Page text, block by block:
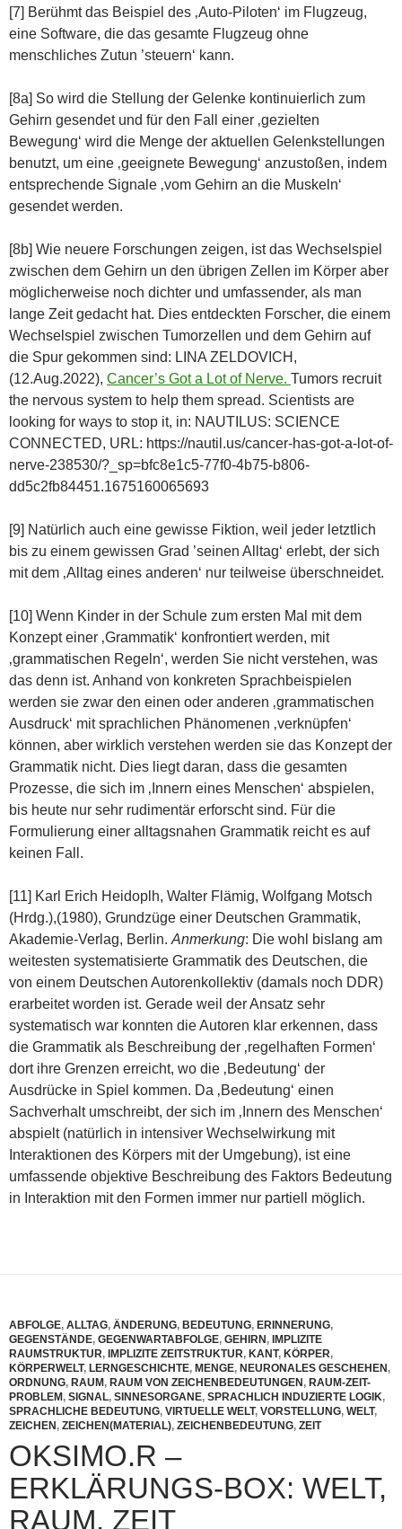
[7] Berühmt das Beispiel des ‚Auto-Piloten‘ im Flugzeug,
eine Software, die das gesamte Flugzeug ohne
menschliches Zutun ’steuern‘ kann.
[8a] So wird die Stellung der Gelenke kontinuierlich zum
Gehirn gesendet und für den Fall einer ‚gezielten
Bewegung‘ wird die Menge der aktuellen Gelenkstellungen
benutzt, um eine ‚geeignete Bewegung‘ anzustoßen, indem
entsprechende Signale ‚vom Gehirn an die Muskeln‘
gesendet werden.
[8b] Wie neuere Forschungen zeigen, ist das Wechselspiel
zwischen dem Gehirn un den übrigen Zellen im Körper aber
möglicherweise noch dichter und umfassender, als man
lange Zeit gedacht hat. Dies entdeckten Forscher, die einem
Wechselspiel zwischen Tumorzellen und dem Gehirn auf
die Spur gekommen sind: LINA ZELDOVICH,
(12.Aug.2022), Cancer’s Got a Lot of Nerve. Tumors recruit
the nervous system to help them spread. Scientists are
looking for ways to stop it, in: NAUTILUS: SCIENCE
CONNECTED, URL: https://nautil.us/cancer-has-got-a-lot-of-
nerve-238530/?_sp=bfc8e1c5-77f0-4b75-b806-
dd5c2fb84451.1675160065693
[9] Natürlich auch eine gewisse Fiktion, weil jeder letztlich
bis zu einem gewissen Grad ’seinen Alltag‘ erlebt, der sich
mit dem ‚Alltag eines anderen‘ nur teilweise überschneidet.
[10] Wenn Kinder in der Schule zum ersten Mal mit dem
Konzept einer ‚Grammatik‘ konfrontiert werden, mit
‚grammatischen Regeln‘, werden Sie nicht verstehen, was
das denn ist. Anhand von konkreten Sprachbeispielen
werden sie zwar den einen oder anderen ‚grammatischen
Ausdruck‘ mit sprachlichen Phänomenen ‚verknüpfen‘
können, aber wirklich verstehen werden sie das Konzept der
Grammatik nicht. Dies liegt daran, dass die gesamten
Prozesse, die sich im ‚Innern eines Menschen‘ abspielen,
bis heute nur sehr rudimentär erforscht sind. Für die
Formulierung einer alltagsnahen Grammatik reicht es auf
keinen Fall.
[11] Karl Erich Heidoplh, Walter Flämig, Wolfgang Motsch
(Hrdg.),(1980), Grundzüge einer Deutschen Grammatik,
Akademie-Verlag, Berlin. Anmerkung: Die wohl bislang am
weitesten systematisierte Grammatik des Deutschen, die
von einem Deutschen Autorenkollektiv (damals noch DDR)
erarbeitet worden ist. Gerade weil der Ansatz sehr
systematisch war konnten die Autoren klar erkennen, dass
die Grammatik als Beschreibung der ‚regelhaften Formen‘
dort ihre Grenzen erreicht, wo die ‚Bedeutung‘ der
Ausdrücke in Spiel kommen. Da ‚Bedeutung‘ einen
Sachverhalt umschreibt, der sich im ‚Innern des Menschen‘
abspielt (natürlich in intensiver Wechselwirkung mit
Interaktionen des Körpers mit der Umgebung), ist eine
umfassende objektive Beschreibung des Faktors Bedeutung
in Interaktion mit den Formen immer nur partiell möglich.
ABFOLGE, ALLTAG, ÄNDERUNG, BEDEUTUNG, ERINNERUNG,
GEGENSTÄNDE, GEGENWARTABFOLGE, GEHIRN, IMPLIZITE
RAUMSTRUKTUR, IMPLIZITE ZEITSTRUKTUR, KANT, KÖRPER,
KÖRPERWELT, LERNGESCHICHTE, MENGE, NEURONALES GESCHEHEN,
ORDNUNG, RAUM, RAUM VON ZEICHENBEDEUTUNGEN, RAUM-ZEIT-
PROBLEM, SIGNAL, SINNESORGANE, SPRACHLICH INDUZIERTE LOGIK,
SPRACHLICHE BEDEUTUNG, VIRTUELLE WELT, VORSTELLUNG, WELT,
ZEICHEN, ZEICHEN(MATERIAL), ZEICHENBEDEUTUNG, ZEIT
OKSIMO.R –
ERKLÄRUNGS-BOX: WELT,
RAUM, ZEIT